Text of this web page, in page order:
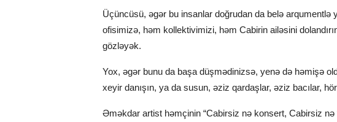
Üçüncüsü, əgər bu insanlar doğrudan da belə arqumentlə
ofisimizə, həm kollektivimizi, həm Cabirin ailəsini
gözləyək.
Yox, əgər bunu da başa düşmədinizsə, yenə də həmişə
xeyir danışın, ya da susun, əziz qardaşlar, əziz bacılar,
Əməkdar artist həmçinin “Cabirsiz nə konsert, Cabirsiz nə